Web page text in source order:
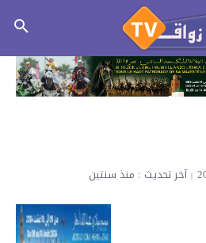
آخر تحديث : منذ سنتين